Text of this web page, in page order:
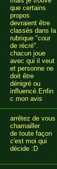
que certains
propos
devraient être
classés dans la
rubrique "cour
de récré".
chacun joue
avec qui il veut
et personne ne
doit être
dénigré ou
influencé.Enfin
c mon avis
arrêtez de vous
chamailler
de toute façon
c'est moi qui
décide :D